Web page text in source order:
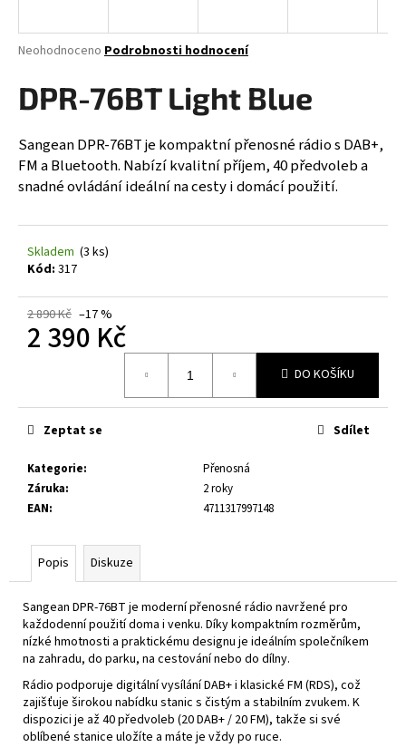
Průměrné
produktu
je
z
5
hvězdiček.
Neohodnoceno Podrobnosti hodnocení
DPR-76BT Light Blue
Sangean DPR-76BT je kompaktní přenosné rádio s DAB+,
FM a Bluetooth. Nabízí kvalitní příjem, 40 předvoleb a
snadné ovládání ideální na cesty i domácí použití.
Skladem (3 ks)
Kód: 317
2 890 Kč –17 %
2 390 Kč
DO KOŠÍKU
Kategorie:
Přenosná
Záruka:
2 roky
EAN: 4711317997148
Zeptat se Sdílet
Popis Diskuze
Sangean DPR-76BT je moderní přenosné rádio navržené pro
každodenní použití doma i venku. Díky kompaktním rozměrům,
nízké hmotnosti a praktickému designu je ideálním společníkem
na zahradu, do parku, na cestování nebo do dílny.
Rádio podporuje digitální vysílání DAB+ i klasické FM (RDS), což
zajišťuje širokou nabídku stanic s čistým a stabilním zvukem. K
dispozici je až 40 předvoleb (20 DAB+ / 20 FM), takže si své
oblíbené stanice uložíte a máte je vždy po ruce.
j
t
?
o
p
o
č
u
m
ATS-
909X2
6
890
Kč
Původně:
8
450
Kč